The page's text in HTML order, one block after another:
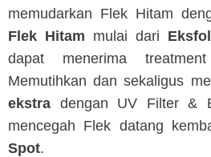
memudarkan Flek Hitam
Flek Hitam mulai dari
dapat menerima
Memutihkan dan sekaligus
ekstra dengan UV Filter &
mencegah Flek datang
Spot.